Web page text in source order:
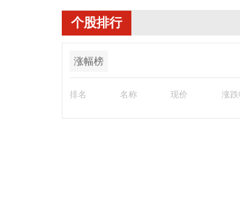
个股排行
涨幅榜
排名 名称 现价 涨跌